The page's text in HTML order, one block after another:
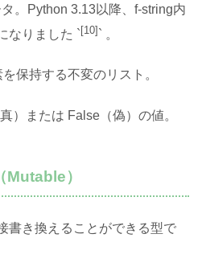
。Python 3.13以降、f-string内
なりました `[10] ` 。
保持する不変のリスト。
）または False（偽）の値。
Mutable）
書き換えることができる型で